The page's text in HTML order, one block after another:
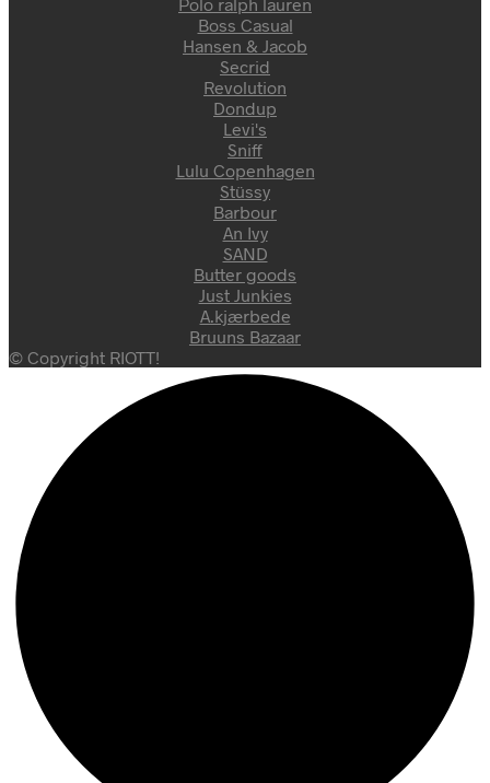
Boss Casual
Hansen & Jacob
Secrid
Revolution
Dondup
Levi's
Sniff
Lulu Copenhagen
Stüssy
Barbour
An Ivy
SAND
Butter goods
Just Junkies
A.kjærbede
Bruuns Bazaar
© Copyright RIOTT!